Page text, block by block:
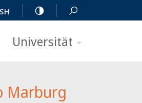
Universität
Marburg